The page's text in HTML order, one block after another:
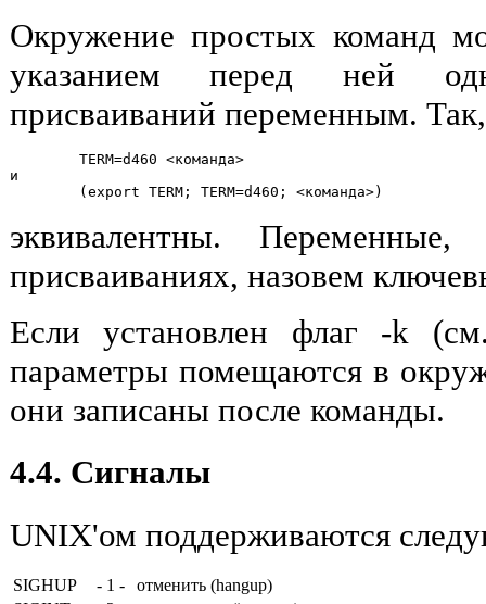
Окружение простых команд
указанием перед ней
присваиваний переменным. Так,
        TERM=d460 <команда>
и
эквивалентны.
присваиваниях, назовем
Если установлен флаг -k
параметры помещаются в
они записаны после команды.
4.4. Сигналы
UNIX'ом поддерживаются
SIGHUP - 1 -
отменить (hangup)